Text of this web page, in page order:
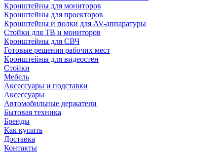
Кронштейны для мониторов
Кронштейны для проекторов
Кронштейны и полки для AV-аппаратуры
Стойки для ТВ и мониторов
Кронштейны для СВЧ
Готовые решения рабочих мест
Кронштейны для видеостен
Стойки
Мебель
Аксессуары и подставки
Аксессуары
Автомобильные держатели
Бытовая техника
Бренды
Как купить
Доставка
Контакты